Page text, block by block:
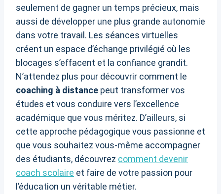
seulement de gagner un temps précieux, mais
aussi de développer une plus grande autonomie
dans votre travail. Les séances virtuelles
créent un espace d’échange privilégié où les
blocages s’effacent et la confiance grandit.
N’attendez plus pour découvrir comment le
coaching à distance peut transformer vos
études et vous conduire vers l’excellence
académique que vous méritez. D’ailleurs, si
cette approche pédagogique vous passionne et
que vous souhaitez vous-même accompagner
des étudiants, découvrez comment devenir
coach scolaire et faire de votre passion pour
l’éducation un véritable métier.